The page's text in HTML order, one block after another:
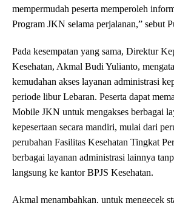
mempermudah peserta memperoleh
Program JKN selama perjalanan,” sebut
Pada kesempatan yang sama, Direktur
Kesehatan, Akmal Budi Yulianto,
kemudahan akses layanan administrasi
periode libur Lebaran. Peserta dapat
Mobile JKN untuk mengakses berbagai
kepesertaan secara mandiri, mulai dari
perubahan Fasilitas Kesehatan Tingkat
berbagai layanan administrasi lainnya
langsung ke kantor BPJS Kesehatan.
Akmal menambahkan, untuk mengecek